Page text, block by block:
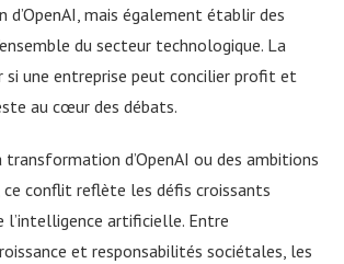
d’OpenAI, mais également établir des
du secteur technologique. La
si une entreprise peut concilier profit et
au cœur des débats.
transformation d’OpenAI ou des ambitions
ce conflit reflète les défis croissants
artificielle. Entre
et responsabilités sociétales, les